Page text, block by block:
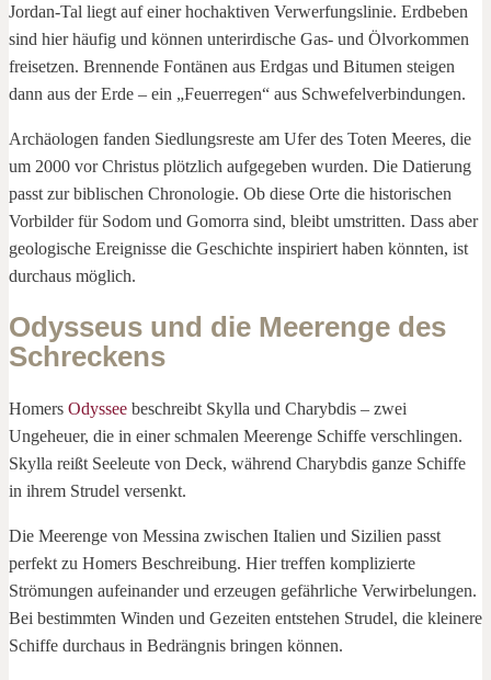
Jordan-Tal liegt auf einer hochaktiven Verwerfungslinie. Erdbeben
sind hier häufig und können unterirdische Gas- und Ölvorkommen
freisetzen. Brennende Fontänen aus Erdgas und Bitumen steigen
dann aus der Erde – ein „Feuerregen“ aus Schwefelverbindungen.
Archäologen fanden Siedlungsreste am Ufer des Toten Meeres, die
um 2000 vor Christus plötzlich aufgegeben wurden. Die Datierung
passt zur biblischen Chronologie. Ob diese Orte die historischen
Vorbilder für Sodom und Gomorra sind, bleibt umstritten. Dass aber
geologische Ereignisse die Geschichte inspiriert haben könnten, ist
durchaus möglich.
Odysseus und die Meerenge des
Schreckens
Homers Odyssee beschreibt Skylla und Charybdis – zwei
Ungeheuer, die in einer schmalen Meerenge Schiffe verschlingen.
Skylla reißt Seeleute von Deck, während Charybdis ganze Schiffe
in ihrem Strudel versenkt.
Die Meerenge von Messina zwischen Italien und Sizilien passt
perfekt zu Homers Beschreibung. Hier treffen komplizierte
Strömungen aufeinander und erzeugen gefährliche Verwirbelungen.
Bei bestimmten Winden und Gezeiten entstehen Strudel, die kleinere
Schiffe durchaus in Bedrängnis bringen können.